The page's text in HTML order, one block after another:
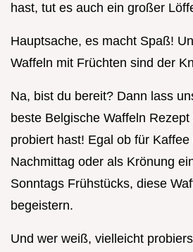
hast, tut es auch ein großer
Hauptsache, es macht Spaß!
Waffeln mit Früchten sind der
Na, bist du bereit? Dann lass
beste Belgische Waffeln
probiert hast! Egal ob für
Nachmittag oder als Krönung
Sonntags Frühstücks, diese
begeistern.
Und wer weiß, vielleicht